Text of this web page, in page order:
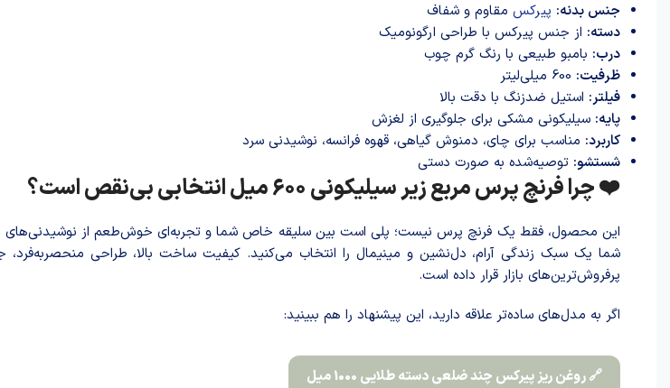
جنس بدنه: پیرکس مقاوم و شفاف
دسته: از جنس پیرکس با طراحی ارگونومیک
درب: بامبو طبیعی با رنگ گرم چوب
ظرفیت:
فیلتر: استیل ضدزنگ با دقت بالا
پایه: سیلیکونی مشکی برای جلوگیری از لغزش
کاربرد: مناسب برای چای، دمنوش گیاهی، قهوه فرانسه، نوشیدنی سرد
شستشو: توصیه‌شده به صورت دستی
❤️ چرا فرنچ پرس مربع زیر سیلیکونی 600 میل انتخابی بی‌نقص است؟
این محصول، فقط یک فرنچ پرس نیست؛ پلی است بین سلیقه خاص شما و تجربه‌ای خوش‌طعم از نوشیدنی‌های
شما یک سبک زندگی آرام، دل‌نشین و مینیمال را انتخاب می‌کنید. کیفیت ساخت بالا، طراحی منحصربه‌فرد،
پرفروش‌ترین‌های بازار قرار داده است.
اگر به مدل‌های ساده‌تر علاقه دارید، این پیشنهاد را هم ببینید:
🔗 روغن ریز پیرکس چند ضلعی دسته طلایی 1000 میل